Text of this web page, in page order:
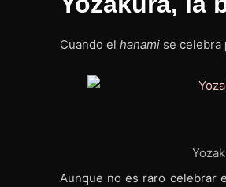
Cuando el hanami se celebra
Aunque no es raro celebrar